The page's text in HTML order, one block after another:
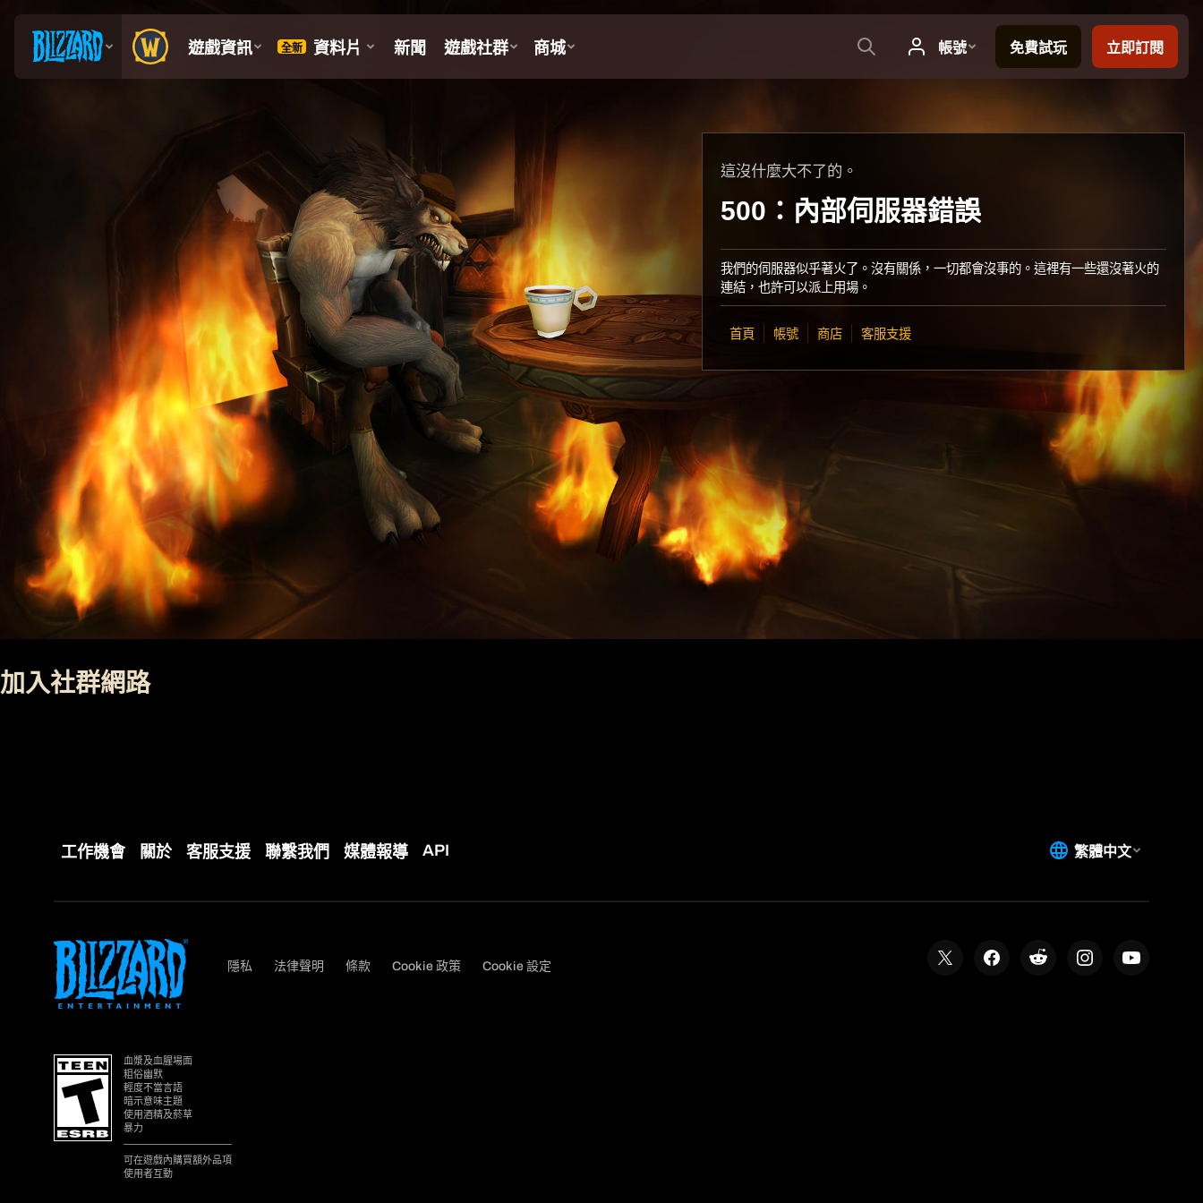
這沒什麼大不了的。
500：內部伺服器錯誤
我們的伺服器似乎著火了。沒有關係，一切都會沒事的。這裡有一些還沒著火的
連結，也許可以派上用場。
首頁 帳號 商店 客服支援
加入社群網路